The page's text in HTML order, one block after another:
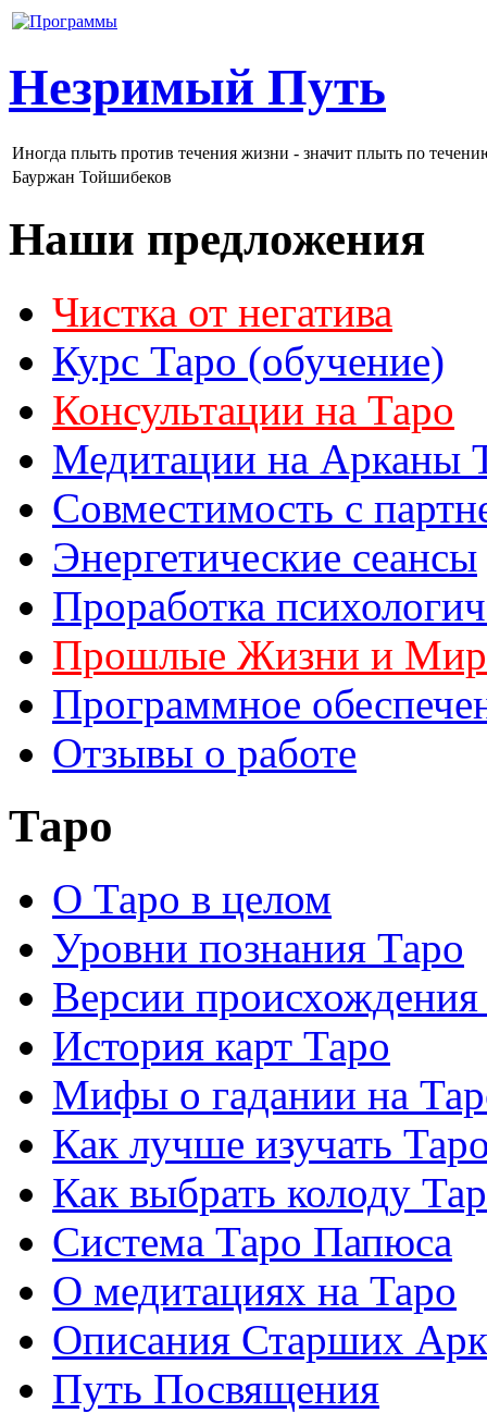
Незримый Путь
Иногда плыть против течения жизни - значит плыть по
Бауржан Тойшибеков
Наши предложения
Чистка от негатива
Курс Таро (обучение)
Консультации на Таро
Медитации на Арканы
Совместимость с
Энергетические сеансы
Проработка
Прошлые Жизни и
Программное
Отзывы о работе
Таро
О Таро в целом
Уровни познания Таро
Версии
История карт Таро
Мифы о гадании на
Как лучше изучать
Как выбрать колоду
Система Таро Папюса
О медитациях на Таро
Описания Старших
Путь Посвящения